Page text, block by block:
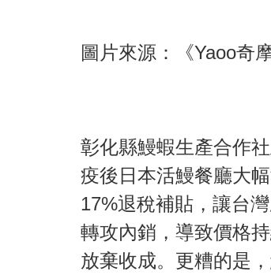
圖片來源：《Yaoo奇
彰化縣鰻蝦生產合作
疫後日本活鰻餐廳大
17%退稅補貼，讓台
轉攻內銷，導致價格
放棄收成。更糟的是